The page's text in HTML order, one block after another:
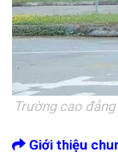
Trường cao
Giới thiệu